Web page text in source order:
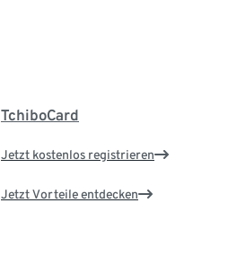
TchiboCard
Jetzt kostenlos registrieren
Jetzt Vorteile entdecken